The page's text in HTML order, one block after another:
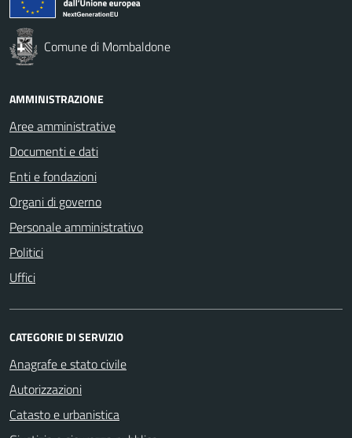
Comune di Mombaldone
AMMINISTRAZIONE
Aree amministrative
Documenti e dati
Enti e fondazioni
Organi di governo
Personale amministrativo
Politici
Uffici
CATEGORIE DI SERVIZIO
Anagrafe e stato civile
Autorizzazioni
Catasto e urbanistica